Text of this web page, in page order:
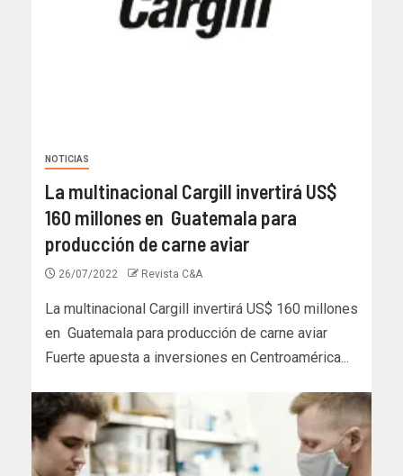
NOTICIAS
La multinacional Cargill invertirá US$
160 millones en Guatemala para
producción de carne aviar
26/07/2022 Revista C&A
La multinacional Cargill invertirá US$ 160 millones
en Guatemala para producción de carne aviar
Fuerte apuesta a inversiones en Centroamérica...